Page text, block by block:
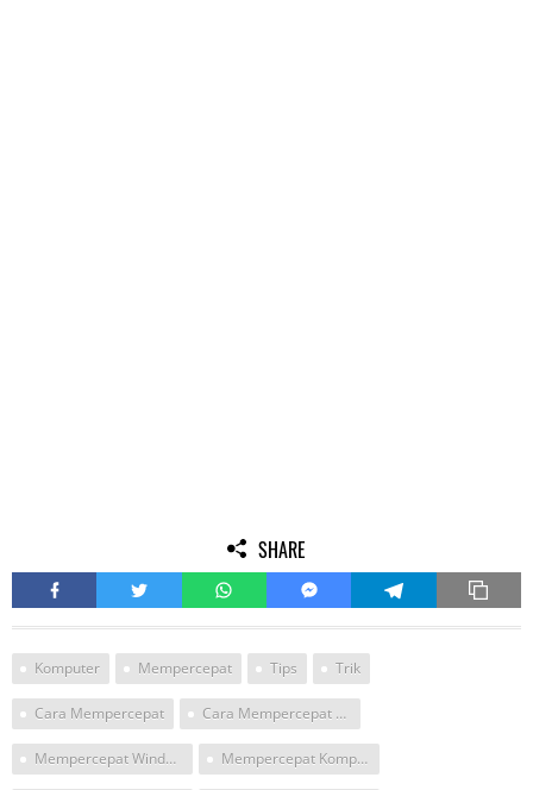
SHARE
Komputer Mempercepat Tips Trik
Cara Mempercepat Cara Mempercepat Windows
Mempercepat Windows Mempercepat Komputer